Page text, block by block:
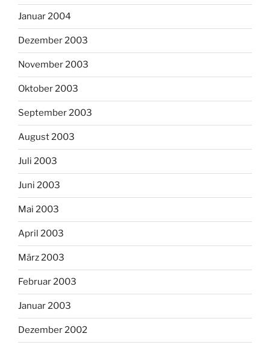
Januar 2004
Dezember 2003
November 2003
Oktober 2003
September 2003
August 2003
Juli 2003
Juni 2003
Mai 2003
April 2003
März 2003
Februar 2003
Januar 2003
Dezember 2002